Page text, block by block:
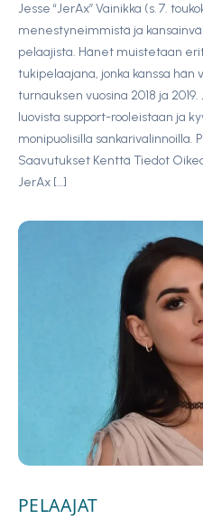
Jesse “JerAx” Vainikka (s. 7.
menestyneimmistä ja
pelaajista. Hänet muistetaan
tukipelaajana, jonka kanssa
turnauksen vuosina 2018 ja
luovista support-rooleistaan ja
monipuolisilla sankarivalinnoilla.
Saavutukset Kenttä Tiedot
JerAx […]
PELAAJAT